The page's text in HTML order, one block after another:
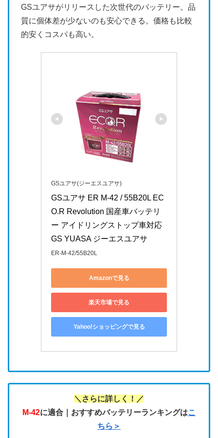
GSユアサがリリースした次世代のバッテリー。品
質に個体差が少ないのも安心できる。価格も比較
的安くコスパも高い。
GSユアサ(ジーエスユアサ)
GSユアサ ER M-42 / 55B20L EC
O.R Revolution 国産車バッテリ
ー アイドリングストップ車対応
GS YUASA ジーエスユアサ
ER-M-42/55B20L
Amazonで見る
楽天市場で見る
Yahoo!ショッピングで見る
＼さらに詳しく！／
M-42に適合｜おすすめバッテリーランキングはこ
ちら＞